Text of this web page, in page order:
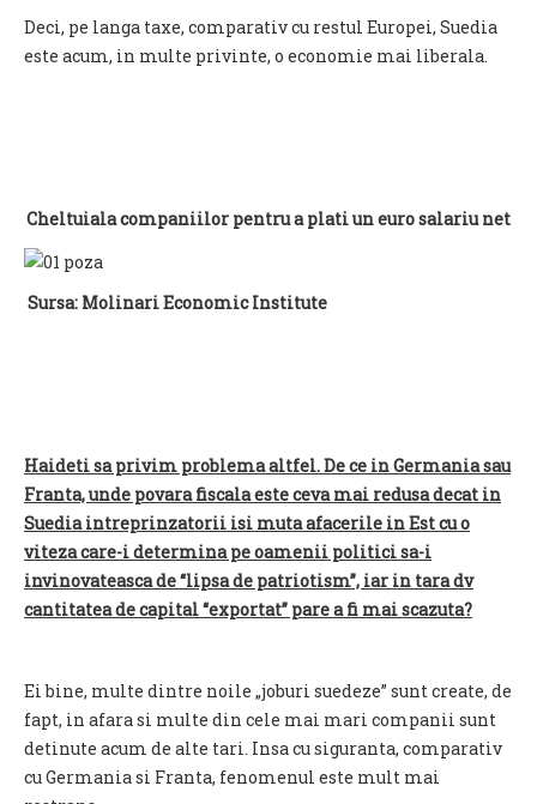
Deci, pe langa taxe, comparativ cu restul Europei, Suedia
este acum, in multe privinte, o economie mai liberala.
Cheltuiala companiilor pentru a plati un euro salariu net
Sursa: Molinari Economic Institute
Haideti sa privim problema altfel. De ce in Germania sau
Franta, unde povara fiscala este ceva mai redusa decat in
Suedia intreprinzatorii isi muta afacerile in Est cu o
viteza care-i determina pe oamenii politici sa-i
invinovateasca de “lipsa de patriotism”, iar in tara dv
cantitatea de capital “exportat” pare a fi mai scazuta?
Ei bine, multe dintre noile „joburi suedeze” sunt create, de
fapt, in afara si multe din cele mai mari companii sunt
detinute acum de alte tari. Insa cu siguranta, comparativ
cu Germania si Franta, fenomenul este mult mai